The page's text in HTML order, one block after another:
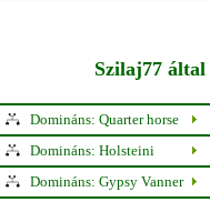
Szilaj77
Domináns: Quarter horse
Domináns: Holsteini
Domináns: Gypsy Vanner